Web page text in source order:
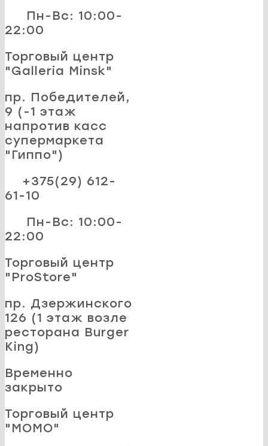
Пн-Вс: 10:00-
22:00
Торговый центр
"Galleria Minsk"
пр. Победителей,
9 (-1 этаж
напротив касс
супермаркета
"Гиппо")
+375(29) 612-
61-10
Пн-Вс: 10:00-
22:00
Торговый центр
"ProStore"
пр. Дзержинского
126 (1 этаж возле
ресторана Burger
King)
Временно
закрыто
Торговый центр
"MOMO"